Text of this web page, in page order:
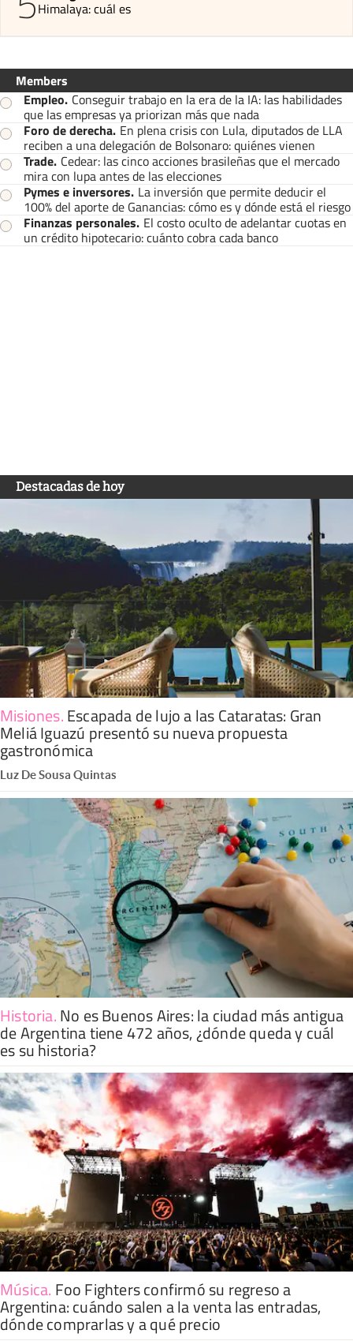
Himalaya: cuál es
Members
Empleo. Conseguir trabajo en la era de la IA: las habilidades
que las empresas ya priorizan más que nada
Foro de derecha. En plena crisis con Lula, diputados de LLA
reciben a una delegación de Bolsonaro: quiénes vienen
Trade. Cedear: las cinco acciones brasileñas que el mercado
mira con lupa antes de las elecciones
Pymes e inversores. La inversión que permite deducir el
100% del aporte de Ganancias: cómo es y dónde está el riesgo
Finanzas personales. El costo oculto de adelantar cuotas en
un crédito hipotecario: cuánto cobra cada banco
Destacadas de hoy
Misiones.Escapada de lujo a las Cataratas: Gran
Meliá Iguazú presentó su nueva propuesta
gastronómica
Luz De Sousa Quintas
Historia.No es Buenos Aires: la ciudad más antigua
de Argentina tiene 472 años, ¿dónde queda y cuál
es su historia?
Música. Foo Fighters confirmó su regreso a
Argentina: cuándo salen a la venta las entradas,
dónde comprarlas y a qué precio